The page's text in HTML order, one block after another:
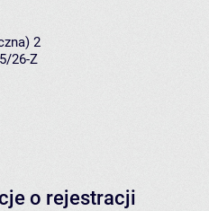
2
26-Z
o rejestracji